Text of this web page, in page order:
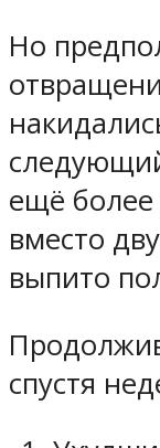
Но
ещё
вместо
выпито
спустя